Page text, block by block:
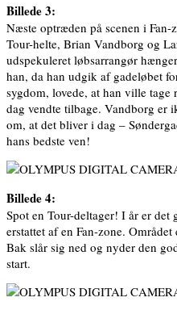
Billede 3:
Næste optræden på scenen i Fan-
Tour-helte, Brian Vandborg og
udspekuleret løbsarrangør
han, da han udgik af gadeløbet
sygdom, lovede, at han ville tage
dag vendte tilbage. Vandborg er
om, at det bliver i dag –
hans bedste ven!
Billede 4:
Spot en Tour-deltager! I år er det
erstattet af en Fan-zone.
Bak slår sig ned og nyder den
start.